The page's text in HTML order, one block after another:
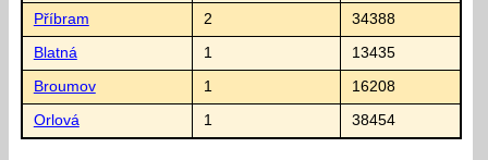
Příbram 2 34388
Blatná 1 13435
Broumov 1 16208
Orlová 1 38454